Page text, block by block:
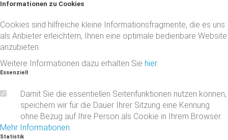
Informationen zu Cookies
Cookies sind hilfreiche kleine Informationsfragmente, die es uns
als Anbieter erleichtern, Ihnen eine optimale bedienbare Website
anzubieten.
Weitere Informationen dazu erhalten Sie hier.
Essenziell
Damit Sie die essentiellen Seitenfunktionen nutzen können,
speichern wir für die Dauer Ihrer Sitzung eine Kennung
ohne Bezug auf Ihre Person als Cookie in Ihrem Browser.
Mehr Informationen
Statistik